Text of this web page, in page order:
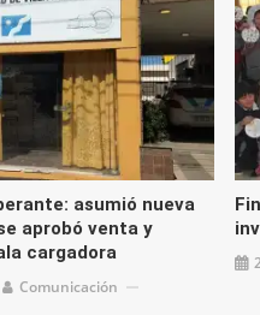
asumió nueva
aprobó venta y
cargadora
Comunicación